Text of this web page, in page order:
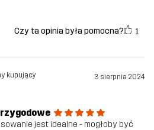
Czy ta opinia była pomocna? 1
kupujący 3 sierpnia 2024
jest idealne - mogłoby być